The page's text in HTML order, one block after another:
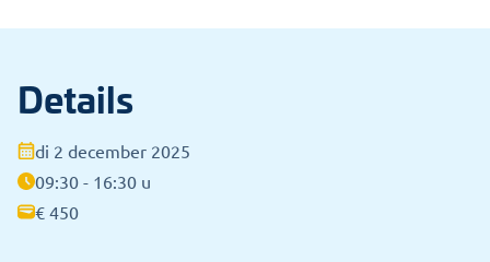
Start met typen om te zoeken...
Details
di 2 december 2025
09:30 - 16:30 u
€ 450